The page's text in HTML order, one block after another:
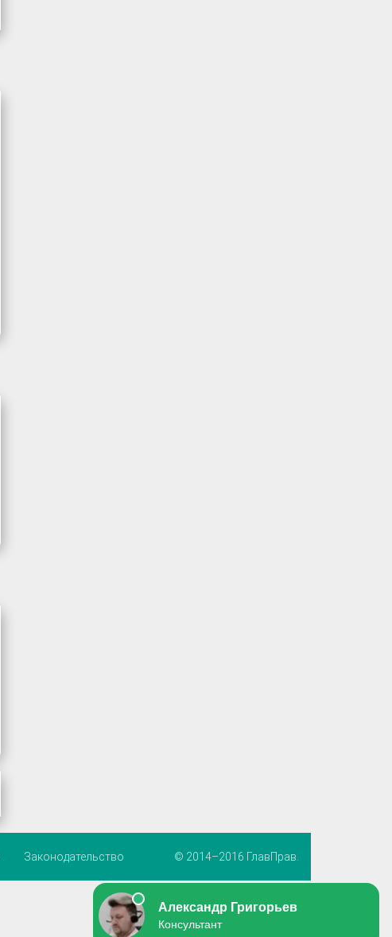
Законодательство © 2014–2016 ГлавПрав.